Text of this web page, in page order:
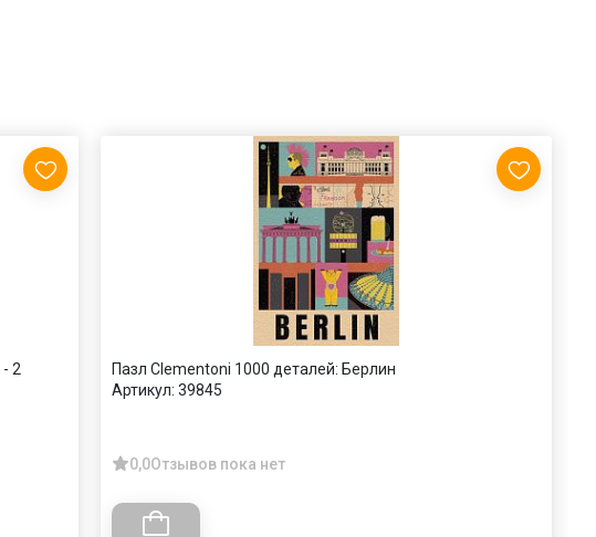
2
Пазл Clementoni 1000 деталей: Берлин
Артикул: 39845
0,0Отзывов пока нет